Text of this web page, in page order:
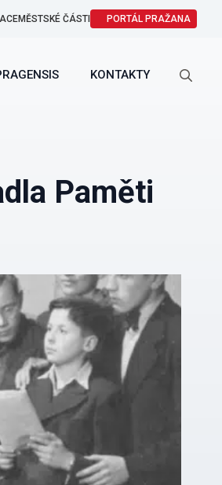
MĚSTSKÉ ČÁSTI PORTÁL PRAŽANA
KONTAKTY
Paměti